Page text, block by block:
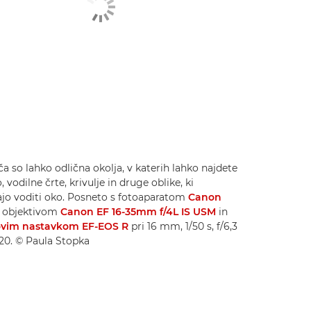
so lahko odlična okolja, v katerih lahko najdete
vodilne črte, krivulje in druge oblike, ki
voditi oko. Posneto s fotoaparatom Canon
Canon EF 16-35mm f/4L IS USM in
nastavkom EF-EOS Rpri 16 mm, 1/50 s, f/6,3
© Paula Stopka